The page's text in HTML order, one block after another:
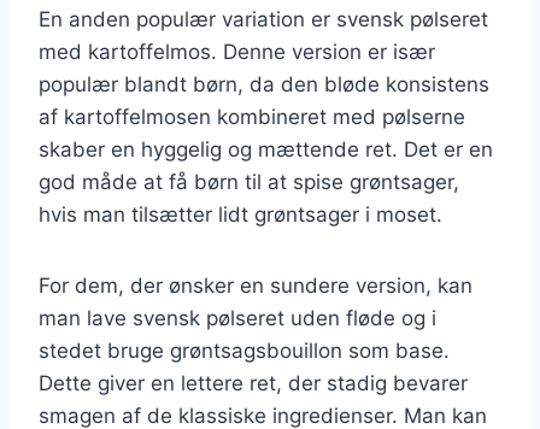
En anden populær variation er svensk pølseret
med kartoffelmos. Denne version er især
populær blandt børn, da den bløde konsistens
af kartoffelmosen kombineret med pølserne
skaber en hyggelig og mættende ret. Det er en
god måde at få børn til at spise grøntsager,
hvis man tilsætter lidt grøntsager i moset.
For dem, der ønsker en sundere version, kan
man lave svensk pølseret uden fløde og i
stedet bruge grøntsagsbouillon som base.
Dette giver en lettere ret, der stadig bevarer
smagen af de klassiske ingredienser. Man kan